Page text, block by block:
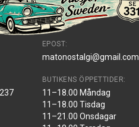
EPOST:
matonostalgi@gmail.com
BUTIKENS ÖPPETTIDER:
11–18.00 Måndag
11–18.00 Tisdag
11–21.00 Onsdagar